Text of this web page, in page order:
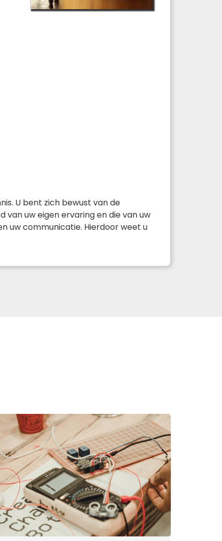
U bent zich bewust van de
van uw eigen ervaring en die van uw
uw communicatie. Hierdoor weet u